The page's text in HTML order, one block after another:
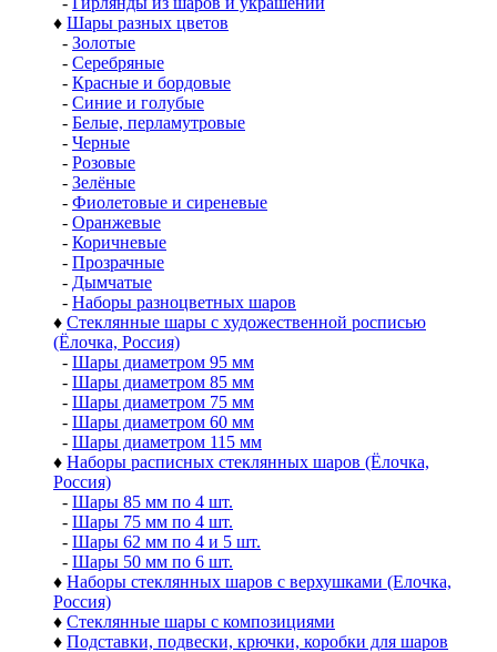
♦ Шары разных цветов
- Золотые
- Серебряные
- Красные и бордовые
- Синие и голубые
- Белые, перламутровые
- Черные
- Розовые
- Зелёные
- Фиолетовые и сиреневые
- Оранжевые
- Коричневые
- Прозрачные
- Дымчатые
- Наборы разноцветных шаров
♦ Стеклянные шары с художественной росписью
(Ёлочка, Россия)
- Шары диаметром 95 мм
- Шары диаметром 85 мм
- Шары диаметром 75 мм
- Шары диаметром 60 мм
- Шары диаметром 115 мм
♦ Наборы расписных стеклянных шаров (Ёлочка,
Россия)
- Шары 85 мм по 4 шт.
- Шары 75 мм по 4 шт.
- Шары 62 мм по 4 и 5 шт.
- Шары 50 мм по 6 шт.
♦ Наборы стеклянных шаров с верхушками (Елочка,
Россия)
♦ Стеклянные шары с композициями
♦ Подставки, подвески, крючки, коробки для шаров